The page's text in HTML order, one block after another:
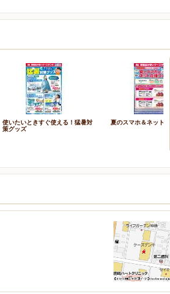
使いたいときすぐ使える！猛暑対
策グッズ
夏のスマホ＆ネット応